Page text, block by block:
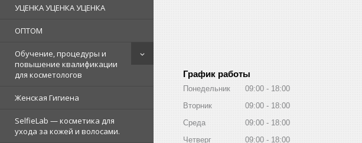
УЦЕНКА УЦЕНКА УЦЕНКА
ОПТОМ
Обучение, процедуры и
повышение квалификации
для косметологов
Женская Гигиена
SelfieLab — косметика для
ухода за кожей и волосами.
График работы
Понедельник 09:00
18:00
Вторник
09:00
18:00
Среда
09:00
18:00
Четверг
09:00
18:00